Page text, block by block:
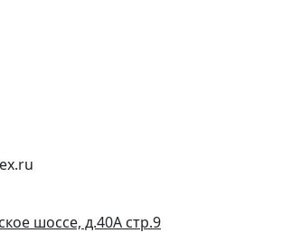
шоссе, д.40А стр.9